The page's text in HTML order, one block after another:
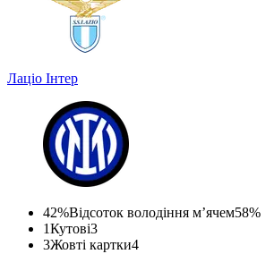
Лаціо Інтер
42%Відсоток володіння м’ячем58%
1Кутові3
3Жовті картки4